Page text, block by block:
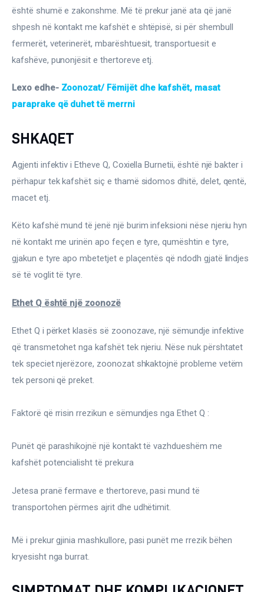
është shumë e zakonshme. Më të prekur janë ata që janë
shpesh në kontakt me kafshët e shtëpisë, si për shembull
fermerët, veterinerët, mbarështuesit, transportuesit e
kafshëve, punonjësit e thertoreve etj.
Lexo edhe- Zoonozat/ Fëmijët dhe kafshët, masat
paraprake që duhet të merrni
SHKAQET
Agjenti infektiv i Etheve Q, Coxiella Burnetii, është një bakter i
përhapur tek kafshët siç e thamë sidomos dhitë, delet, qentë,
macet etj.
Këto kafshë mund të jenë një burim infeksioni nëse njeriu hyn
në kontakt me urinën apo feçen e tyre, qumështin e tyre,
gjakun e tyre apo mbetetjet e plaçentës që ndodh gjatë lindjes
së të voglit të tyre.
Ethet Q është një zoonozë
Ethet Q i përket klasës së zoonozave, një sëmundje infektive
që transmetohet nga kafshët tek njeriu. Nëse nuk përshtatet
tek speciet njerëzore, zoonozat shkaktojnë probleme vetëm
tek personi që preket.
Faktorë që rrisin rrezikun e sëmundjes nga Ethet Q :
Punët që parashikojnë një kontakt të vazhdueshëm me
kafshët potencialisht të prekura
Jetesa pranë fermave e thertoreve, pasi mund të
transportohen përmes ajrit dhe udhëtimit.
Më i prekur gjinia mashkullore, pasi punët me rrezik bëhen
kryesisht nga burrat.